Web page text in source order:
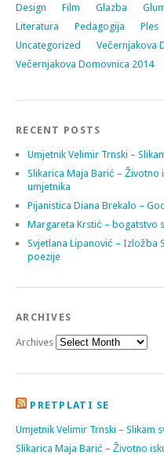
Design Film Glazba
Literatura
Pedagogija Ples
Uncategorized
Večernjakova
Večernjakova Domovnica 2014
RECENT POSTS
Umjetnik Velimir Trnski –
Slikarica Maja Barić –
umjetnika
Pijanistica Diana Brekalo –
Margareta Krstić – bogatstvo
Svjetlana Lipanović – Izložba
poezije
ARCHIVES
Archives
PRETPLATI SE
Umjetnik Velimir Trnski – Slikam
Slikarica Maja Barić – Životno